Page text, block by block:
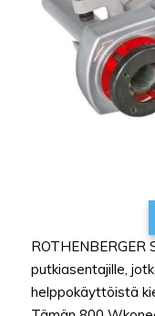
ROTHENBERGER
putkiasentajille,
helppokäyttöistä